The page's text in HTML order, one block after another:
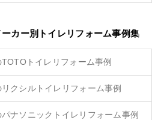
カー別トイレリフォーム事例集
トイレリフォーム事例
クシルトイレリフォーム事例
ナソニックトイレリフォーム事例